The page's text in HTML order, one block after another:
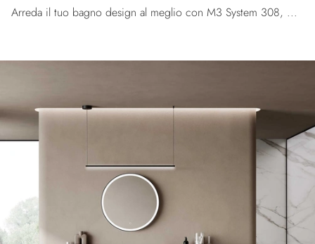
Arreda il tuo bagno design al meglio con M3 System 308, mobili bagno sospesi e complementi in gres di Baxar.